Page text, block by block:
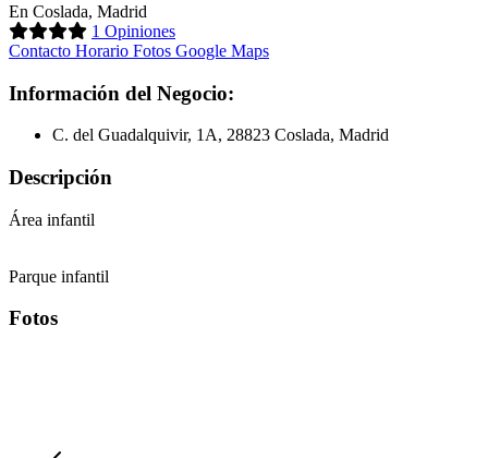
En Coslada, Madrid
1 Opiniones
Contacto Horario Fotos Google Maps
Información del Negocio:
C. del Guadalquivir, 1A, 28823 Coslada, Madrid
Descripción
Área infantil
Parque infantil
Fotos